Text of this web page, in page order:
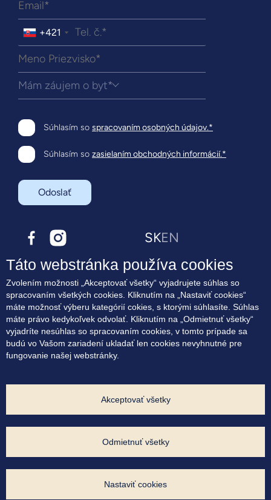
+421
Mám záujem o byt*
Súhlasím so spracovaním osobných údajov.*
Súhlasím so zasielaním obchodných informácií.*
Odoslať
Bývanie
Terasové byty
Lokalita
Blog
Kontakt
Súhlas na marketingové oslovovanie
SKEN
Táto webstránka používa cookies
Zvolením možnosti „Akceptovať všetky“ vyjadrujete súhlas so
spracovaním všetkých cookies. Kliknutím na „Nastaviť cookies“
máte možnosť výberu kategórií cokies, s ktorými súhlasíte. Súhlas
máte právo kedykoľvek odvolať. Kliknutím na „Odmietnuť všetky“
vyjadríte nesúhlas so spracovaním cookies, v tomto prípade sa
budú vo Vašom zariadení ukladať len cookies nevyhnutné pre
fungovanie našej webstránky.
Akceptovať všetky
Odmietnuť všetky
Nastaviť cookies